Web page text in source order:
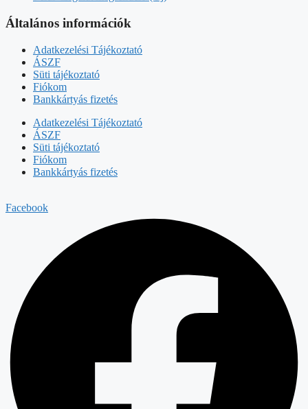
Általános információk
Adatkezelési Tájékoztató
ÁSZF
Süti tájékoztató
Fiókom
Bankkártyás fizetés
Adatkezelési Tájékoztató
ÁSZF
Süti tájékoztató
Fiókom
Bankkártyás fizetés
Facebook